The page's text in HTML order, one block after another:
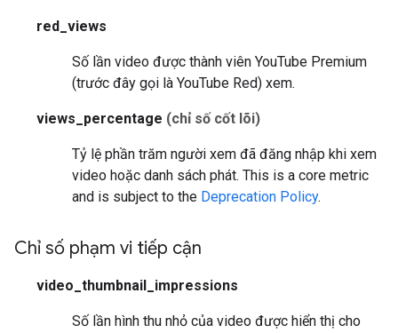
red_views
Số lần video được thành viên YouTube Premium
(trước đây gọi là YouTube Red) xem.
views_percentage (chỉ số cốt lõi)
Tỷ lệ phần trăm người xem đã đăng nhập khi xem
video hoặc danh sách phát. This is a core metric
and is subject to the Deprecation Policy.
Chỉ số phạm vi tiếp cận
video_thumbnail_impressions
Số lần hình thu nhỏ của video được hiển thị cho